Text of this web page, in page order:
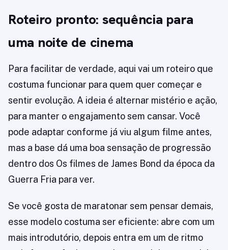
Roteiro pronto: sequência para
uma noite de cinema
Para facilitar de verdade, aqui vai um roteiro que
costuma funcionar para quem quer começar e
sentir evolução. A ideia é alternar mistério e ação,
para manter o engajamento sem cansar. Você
pode adaptar conforme já viu algum filme antes,
mas a base dá uma boa sensação de progressão
dentro dos Os filmes de James Bond da época da
Guerra Fria para ver.
Se você gosta de maratonar sem pensar demais,
esse modelo costuma ser eficiente: abre com um
mais introdutório, depois entra em um de ritmo